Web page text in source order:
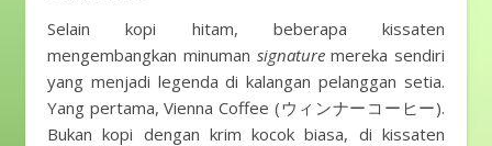
Selain kopi hitam, beberapa kissaten
mengembangkan minuman signaturemereka sendiri
yang menjadi legenda di kalangan pelanggan setia.
Yang pertama, Vienna Coffee (ウィンナーコーヒー).
Bukan kopi dengan krim kocok biasa, di kissaten